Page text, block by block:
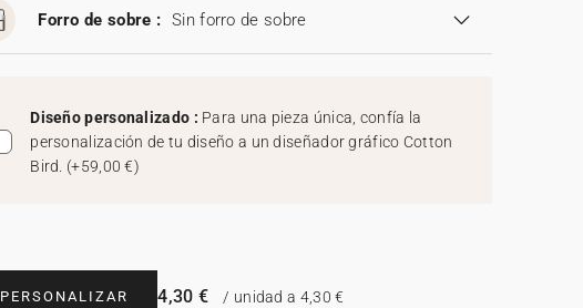
Forro de sobre : Sin forro de sobre
Diseño personalizado : Para una pieza única, confía la
personalización de tu diseño a un diseñador gráfico Cotton
Bird. (+59,00 €)
PERSONALIZAR 4,30 € / unidad a 4,30 €